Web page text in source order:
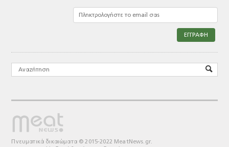
Πνευματικά δικαιώματα © 2015-2022 MeatNews.gr.